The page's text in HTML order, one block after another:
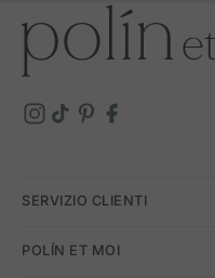
SERVIZIO CLIENTI
POLÍN ET MOI